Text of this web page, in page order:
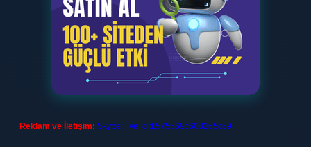
Reklam ve İletişim: Skype: live:.cid.575569c608265c69